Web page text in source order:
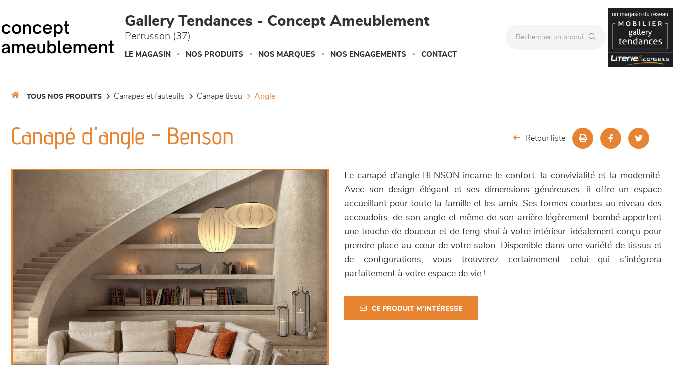
Gallery Tendances - Concept Ameublement
Perrusson (37)
LE MAGASIN NOS PRODUITS NOS MARQUES NOS ENGAGEMENTS CONTACT
TOUS NOS PRODUITS canapés et fauteuils canapé tissu angle
Canapé d'angle - Benson Retour liste
Le canapé d'angle BENSON incarne le confort, la convivialité et la modernité.
Avec son design élégant et ses dimensions généreuses, il offre un espace
accueillant pour toute la famille et les amis. Ses formes courbes au niveau des
accoudoirs, de son angle et même de son arrière légèrement bombé apportent
une touche de douceur et de feng shui à votre intérieur, idéalement conçu pour
prendre place au cœur de votre salon. Disponible dans une variété de tissus et
de configurations, vous trouverez certainement celui qui s'intégrera
parfaitement à votre espace de vie !
CE PRODUIT M'INTÉRESSE